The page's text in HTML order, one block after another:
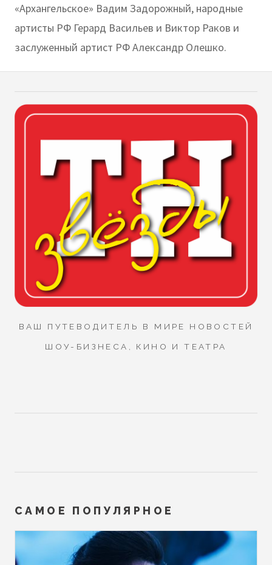
«Архангельское» Вадим Задорожный, народные
артисты РФ Герард Васильев и Виктор Раков и
заслуженный артист РФ Александр Олешко.
ВАШ ПУТЕВОДИТЕЛЬ В МИРЕ НОВОСТЕЙ
ШОУ-БИЗНЕСА, КИНО И ТЕАТРА
САМОЕ ПОПУЛЯРНОЕ